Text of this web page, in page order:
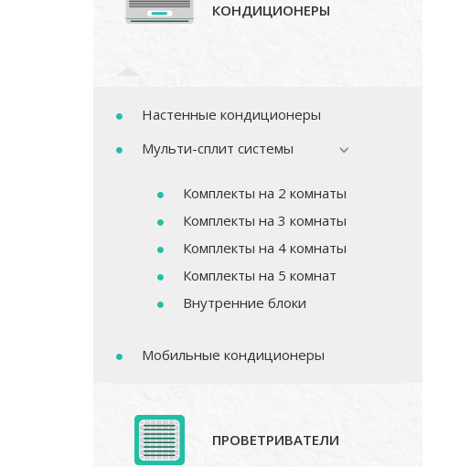
КОНДИЦИОНЕРЫ
Настенные кондиционеры
Мульти-сплит системы
Комплекты на 2 комнаты
Комплекты на 3 комнаты
Комплекты на 4 комнаты
Комплекты на 5 комнат
Внутренние блоки
Мобильные кондиционеры
ПРОВЕТРИВАТЕЛИ